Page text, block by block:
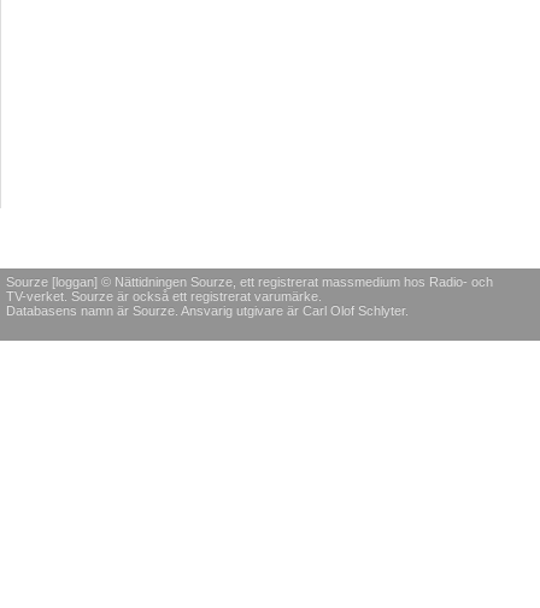
Sourze [loggan] © Nättidningen Sourze, ett registrerat massmedium hos Radio- och
TV-verket. Sourze är också ett registrerat varumärke.
Databasens namn är Sourze. Ansvarig utgivare är Carl Olof Schlyter.